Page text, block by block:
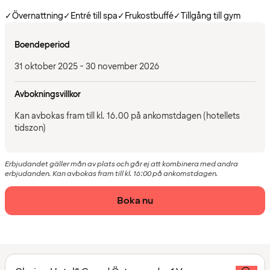
✓Övernattning✓Entré till spa✓Frukostbuffé✓Tillgång till gym
Boendeperiod
31 oktober 2025 - 30 november 2026
Avbokningsvillkor
Kan avbokas fram till kl. 16.00 på ankomstdagen (hotellets
tidszon)
Erbjudandet gäller mån av plats och går ej att kombinera med andra
erbjudanden. Kan avbokas fram till kl. 16:00 på ankomstdagen.
Boka nu